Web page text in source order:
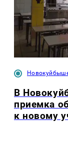
В
приемка
к новому